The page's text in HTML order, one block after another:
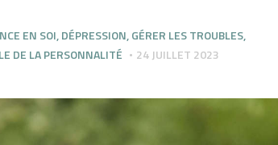
EN SOI,DÉPRESSION,GÉRER LES TROUBLES,
DE LA PERSONNALITÉ 24 JUILLET 2023